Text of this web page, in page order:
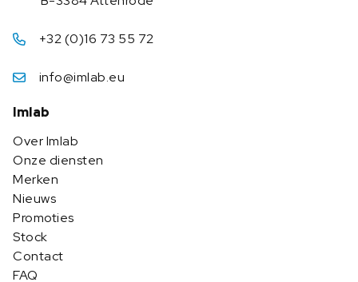
+32 (0)16 73 55 72
info@imlab.eu
Imlab
Over Imlab
Onze diensten
Merken
Nieuws
Promoties
Stock
Contact
FAQ